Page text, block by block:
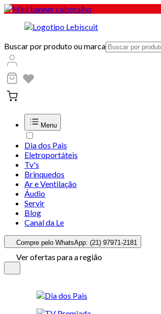
Buscar por produto ou marca
Menu
Dia dos Pais
Eletroportáteis
Tv's
Brinquedos
Ar e Ventilação
Áudio
Servir
Blog
Canal da Le
Compre pelo WhatsApp: (21) 97971-2181
Ver ofertas para a região